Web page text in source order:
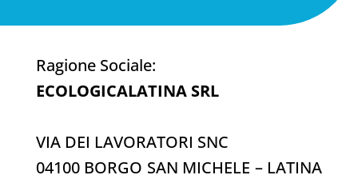
Ragione Sociale:
ECOLOGICALATINA SRL
VIA DEI LAVORATORI SNC
04100 BORGO SAN MICHELE – LATINA